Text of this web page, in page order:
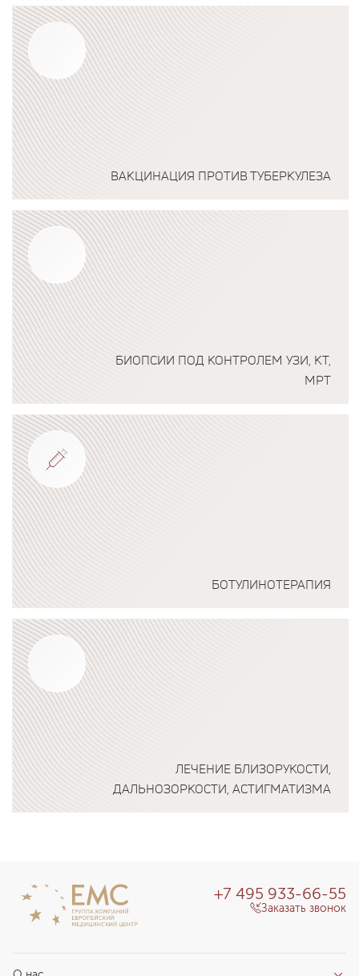
Подробнее о программе
ВАКЦИНАЦИЯ ПРОТИВ ТУБЕРКУЛЕЗА
Подробнее о программе
БИОПСИИ ПОД КОНТРОЛЕМ УЗИ, КТ,
МРТ
Подробнее о программе
БОТУЛИНОТЕРАПИЯ
Подробнее о программе
ЛЕЧЕНИЕ БЛИЗОРУКОСТИ,
ДАЛЬНОЗОРКОСТИ, АСТИГМАТИЗМА
+7 495 933-66-55
Заказать звонок